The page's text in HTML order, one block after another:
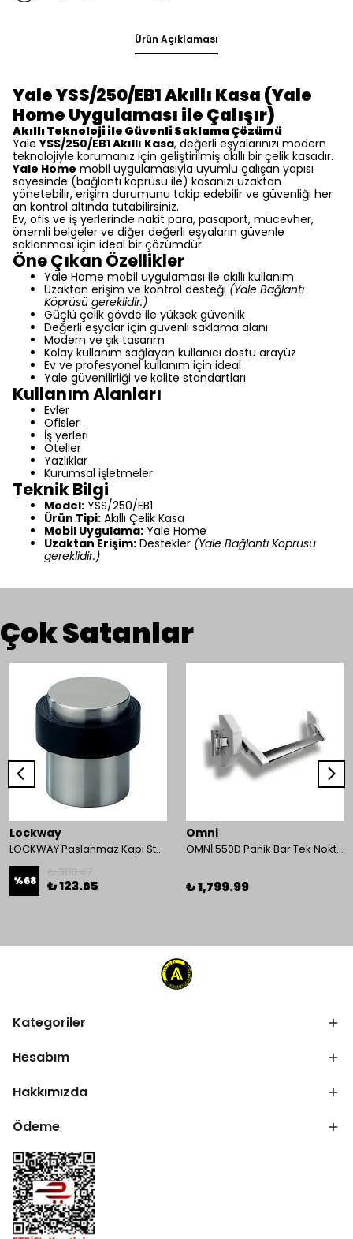
Ürün Açıklaması
Yale YSS/250/EB1 Akıllı Kasa (Yale
Home Uygulaması ile Çalışır)
Akıllı Teknoloji ile Güvenli Saklama Çözümü
YaleYSS/250/EB1 Akıllı Kasa, değerli eşyalarınızı modern
teknolojiyle korumanız için geliştirilmiş akıllı bir çelik kasadır.
Yale Home mobil uygulamasıyla uyumlu çalışan yapısı
sayesinde (bağlantı köprüsü ile) kasanızı uzaktan
yönetebilir, erişim durumunu takip edebilir ve güvenliği her
an kontrol altında tutabilirsiniz.
Ev, ofis ve iş yerlerinde nakit para, pasaport, mücevher,
önemli belgeler ve diğer değerli eşyaların güvenle
saklanması için ideal bir çözümdür.
Öne Çıkan Özellikler
Yale Home mobil uygulaması ile akıllı kullanım
Uzaktan erişim ve kontrol desteği (Yale Bağlantı
Köprüsü gereklidir.)
Güçlü çelik gövde ile yüksek güvenlik
Değerli eşyalar için güvenli saklama alanı
Modern ve şık tasarım
Kolay kullanım sağlayan kullanıcı dostu arayüz
Ev ve profesyonel kullanım için ideal
Yale güvenilirliği ve kalite standartları
Kullanım Alanları
Evler
Ofisler
İş yerleri
Oteller
Yazlıklar
Kurumsal işletmeler
Teknik Bilgi
Model: YSS/250/EB1
Ürün Tipi: Akıllı Çelik Kasa
Mobil Uygulama: Yale Home
Uzaktan Erişim: Destekler (Yale Bağlantı Köprüsü
gereklidir.)
Çok Satanlar
Lockway
LOCKWAY Paslanmaz Kapı Stoperi
%68 ₺ 123.65
Omni
OMNİ 550D Panik Bar Tek Nokta Yüzey Tip
₺ 1,799.99
Kategoriler
Hesabım
Hakkımızda
Ödeme